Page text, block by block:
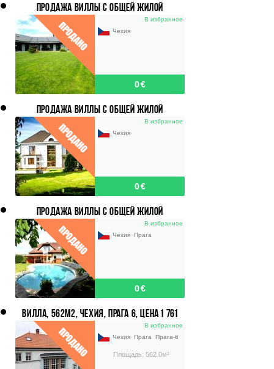
ПРОДАЖА ВИЛЛЫ С ОБЩЕЙ ЖИЛОЙ
ПЛОЩАДЬЮ 255 M2, УЧАСТОК 1 345 M2,
ПРАГА-ЕСЕНИЦЕ, ЗДИМНЕРЖИЦЕ
В избранное
Чехия
0 €
ПРОДАЖА ВИЛЛЫ С ОБЩЕЙ ЖИЛОЙ
ПЛОЩАДЬЮ 540 М2, УЧАСТОК 2 601
М2,ПРАГА-ЗАПАД
В избранное
Чехия
0 €
ПРОДАЖА ВИЛЛЫ С ОБЩЕЙ ЖИЛОЙ
ПЛОЩАДЬЮ 226 М2, УЧАСТОК 1 083 M2, ПРАГА
- VELKÉ PŘÍLEPY
В избранное
Чехия Прага
0 €
ВИЛЛА, 562М2, ЧЕХИЯ, ПРАГА 6, ЦЕНА 1 761
В избранное
Чехия Прага Прага-6
Площадь: 562.0м²